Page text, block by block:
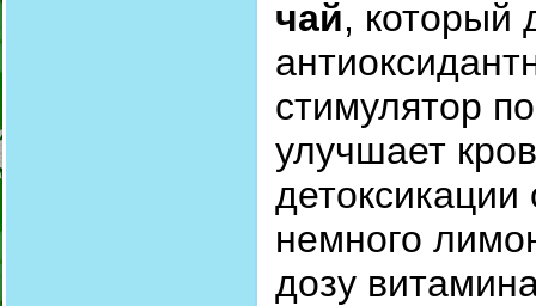
чай, который
стимулятор
улучшает
немного
дозу